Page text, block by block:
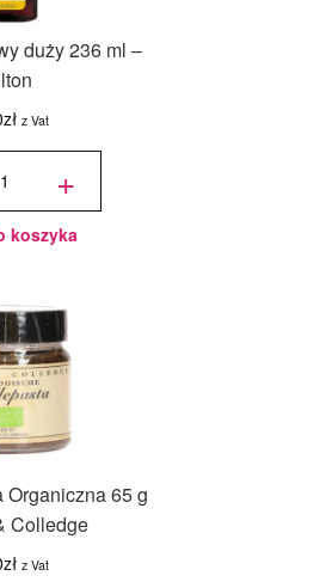
duży 236 ml –
zł z Vat
+
koszyka
Organiczna 65 g
Colledge
zł z Vat